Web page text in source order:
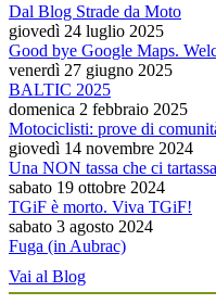
Dal Blog Strade da Moto
giovedì 24 luglio 2025
Good bye Google Maps.
venerdì 27 giugno 2025
BALTIC 2025
domenica 2 febbraio 2025
Motociclisti: prove di
giovedì 14 novembre 2024
Una NON tassa che ci tartassa
sabato 19 ottobre 2024
TGiF è morto. Viva TGiF!
sabato 3 agosto 2024
Fuga (in Aubrac)
Vai al Blog